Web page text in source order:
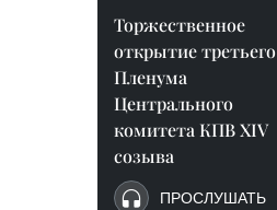
Торжественное
открытие третьего
Пленума
Центрального
комитета КПВ XIV
созыва
ПРОСЛУШАТЬ